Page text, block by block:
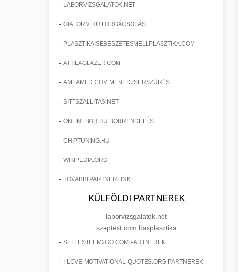
- LABORVIZSGALATOK.NET
- GIAFORM.HU FORGÁCSOLÁS
- PLASZTIKAISEBESZETESMELLPLASZTIKA.COM
- ATTILAGLAZER.COM
- AMEAMED.COM MENEDZSERSZŰRÉS
- SITTSZALLITAS.NET
- ONLINEBOR.HU BORRENDELÉS
- CHIPTUNING.HU
- WIKIPEDIA.ORG
- TOVÁBBI PARTNEREINK
KÜLFÖLDI PARTNEREK
laborvizsgalatok.net
szeptest.com hasplasztika
- SELFESTEEM2GO.COM PARTNEREK
- I-LOVE-MOTIVATIONAL-QUOTES.ORG PARTNEREK